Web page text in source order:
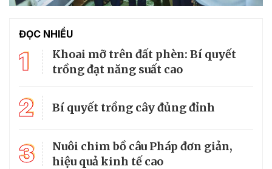
ĐỌC NHIỀU
1
Khoai mỡ trên đất phèn: Bí quyết
trồng đạt năng suất cao
2 Bí quyết trồng cây đủng đỉnh
3
Nuôi chim bồ câu Pháp đơn giản,
hiệu quả kinh tế cao